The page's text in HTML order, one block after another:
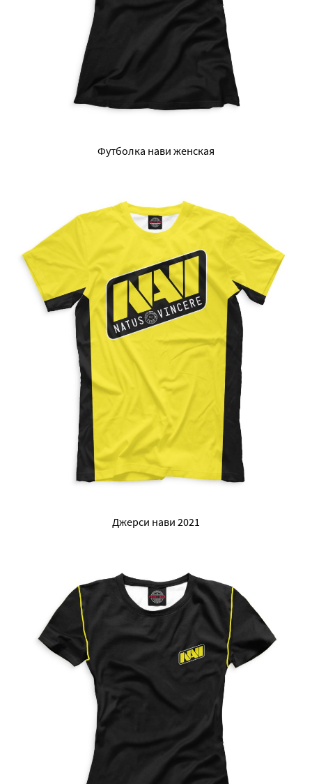
Футболка нави женская
Джерси нави 2021